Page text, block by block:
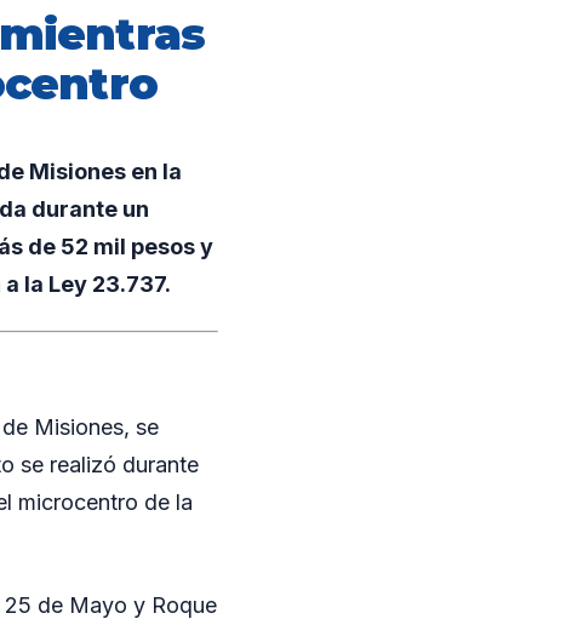
Misiones en la
durante un
de 52 mil pesos y
la Ley 23.737.
Misiones, se
se realizó durante
microcentro de la
de Mayo y Roque